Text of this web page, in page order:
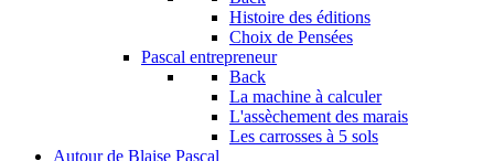
Histoire des éditions
Choix de Pensées
Pascal entrepreneur
Back
La machine à calculer
L'assèchement des marais
Les carrosses à 5 sols
Autour de Blaise Pascal